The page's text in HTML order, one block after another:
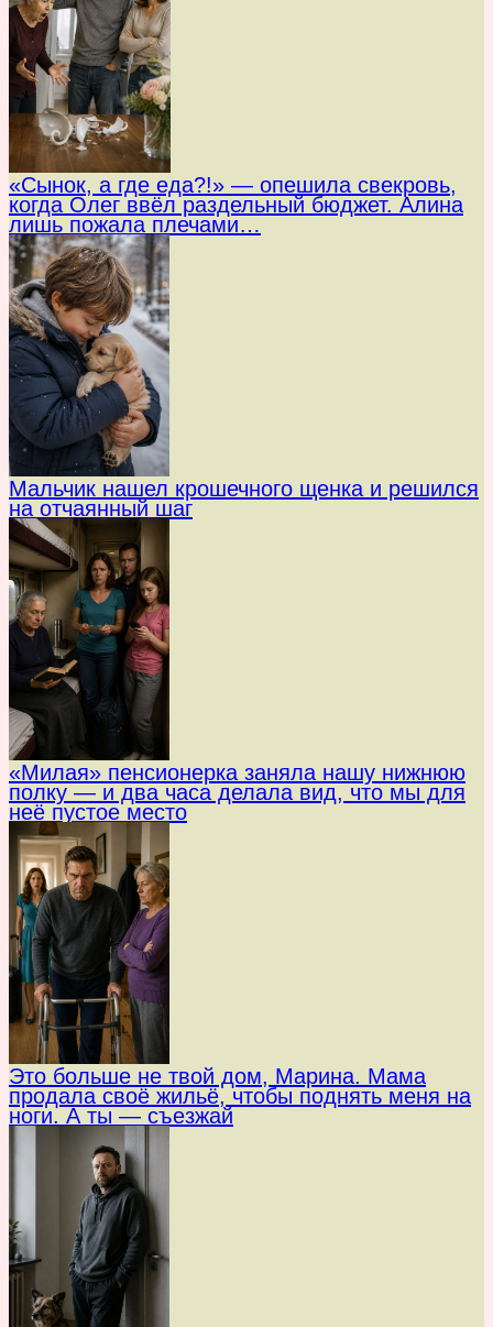
«Сынок, а где еда?!» — опешила свекровь,
когда Олег ввёл раздельный бюджет. Алина
лишь пожала плечами…
Мальчик нашел крошечного щенка и решился
на отчаянный шаг
«Милая» пенсионерка заняла нашу нижнюю
полку — и два часа делала вид, что мы для
неё пустое место
Это больше не твой дом, Марина. Мама
продала своё жильё, чтобы поднять меня на
ноги. А ты — съезжай